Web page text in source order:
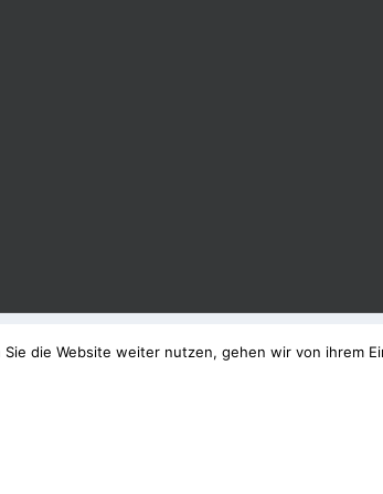
- Alle Rechte vorbehalten |
die Website weiter nutzen, gehen wir von ihrem